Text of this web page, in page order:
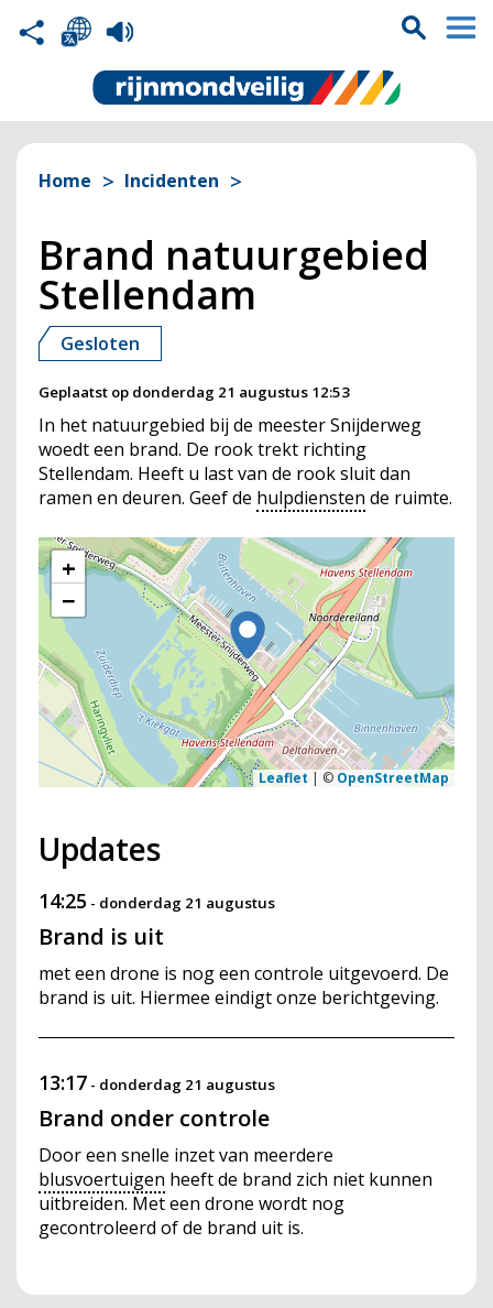
Home Incidenten
Brand natuurgebied
Stellendam
Gesloten
Geplaatst op donderdag 21 augustus 12:53
In het natuurgebied bij de meester Snijderweg
woedt een brand. De rook trekt richting
Stellendam. Heeft u last van de rook sluit dan
ramen en deuren. Geef de hulpdiensten de ruimte.
+
−
Leaflet | © OpenStreetMap
Updates
Brand is uit
14:25 - donderdag 21 augustus
met een drone is nog een controle uitgevoerd. De
brand is uit. Hiermee eindigt onze berichtgeving.
Brand onder controle
13:17 - donderdag 21 augustus
Door een snelle inzet van meerdere
blusvoertuigen heeft de brand zich niet kunnen
uitbreiden. Met een drone wordt nog
gecontroleerd of de brand uit is.